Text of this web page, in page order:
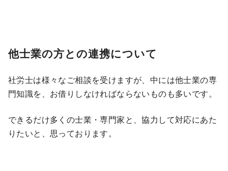
他士業の方との連携について
社労士は様々なご相談を受けますが、中には他士業の専
門知識を、お借りしなければならないものも多いです。
できるだけ多くの士業・専門家と、協力して対応にあた
りたいと、思っております。